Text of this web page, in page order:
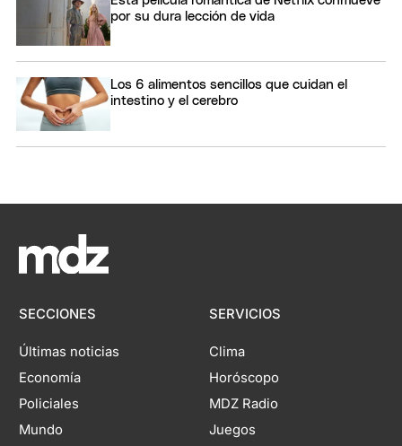
por su dura lección de vida
Los 6 alimentos sencillos que cuidan el
intestino y el cerebro
SECCIONES
Últimas noticias
Economía
Policiales
Mundo
SERVICIOS
Clima
Horóscopo
MDZ Radio
Juegos